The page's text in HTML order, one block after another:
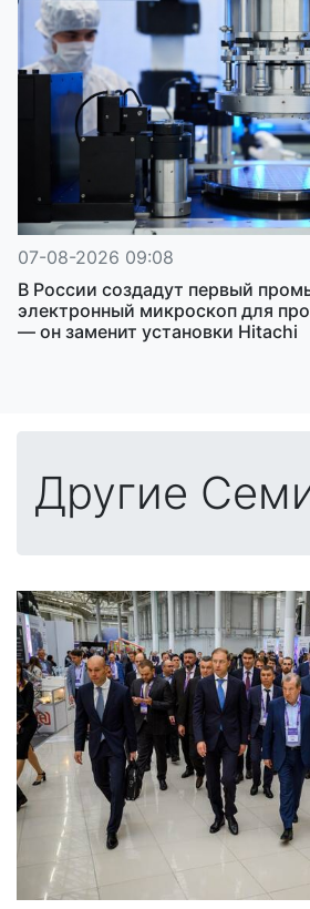
07-08-2026 09:08
В России создадут первый
электронный микроскоп для
— он заменит установки Hitachi
Другие